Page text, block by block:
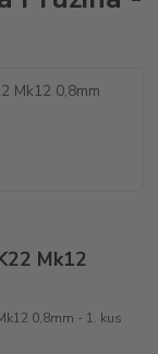
Mk12
0,8mm - 1. kus